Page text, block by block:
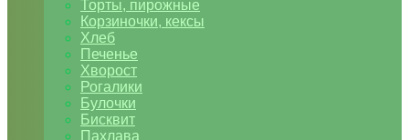
Торты, пирожные
Корзиночки, кексы
Хлеб
Печенье
Хворост
Рогалики
Булочки
Бисквит
Пахлава